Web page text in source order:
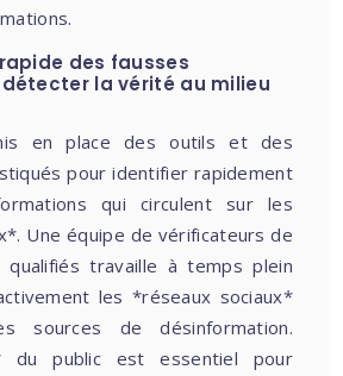
des fausses
la vérité au milieu
en place des outils et des
pour identifier rapidement
qui circulent sur les
Une équipe de vérificateurs de
qualifiés travaille à temps plein
les *réseaux sociaux*
sources de désinformation.
du public est essentiel pour